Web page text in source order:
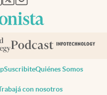
SuscribiteQuiénes Somos
con nosotros